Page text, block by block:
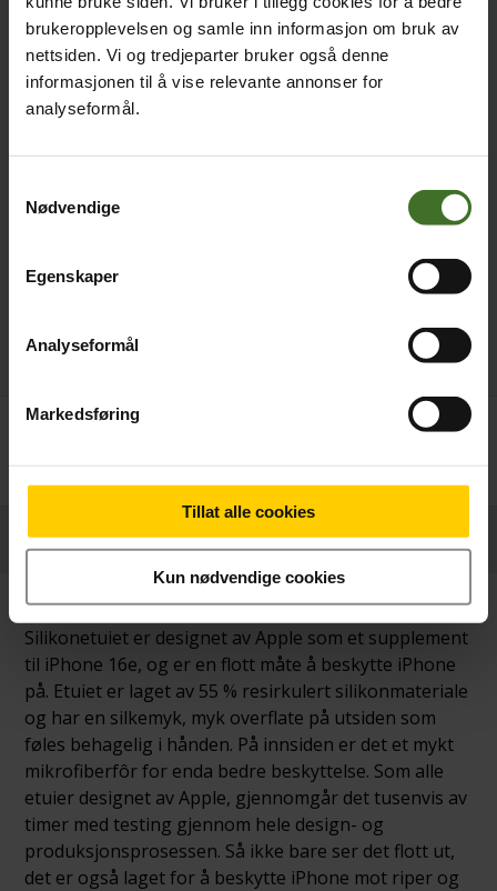
brukeropplevelsen og samle inn informasjon om bruk av
nettsiden. Vi og tredjeparter bruker også denne
informasjonen til å vise relevante annonser for
analyseformål.
Nødvendige
Egenskaper
Analyseformål
Markedsføring
Tillat alle cookies
Kun nødvendige cookies
Produktinformasjon
Silikonetuiet er designet av Apple som et supplement
til iPhone 16e, og er en flott måte å beskytte iPhone
på. Etuiet er laget av 55 % resirkulert silikonmateriale
og har en silkemyk, myk overflate på utsiden som
føles behagelig i hånden. På innsiden er det et mykt
mikrofiberfôr for enda bedre beskyttelse. Som alle
etuier designet av Apple, gjennomgår det tusenvis av
timer med testing gjennom hele design- og
produksjonsprosessen. Så ikke bare ser det flott ut,
det er også laget for å beskytte iPhone mot riper og